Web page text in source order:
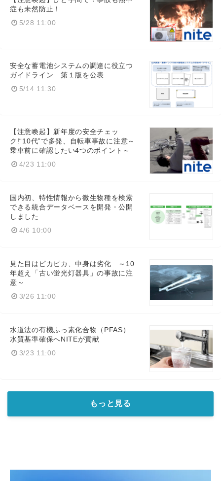
症も未然防止！
5/28 11:00
安全な蓄電池システムの調達に役立つ
ガイドライン 第１版を公表
5/14 11:30
【注意喚起】新年度の安全チェッ
ク!“10代”で多発、自転車事故に注意～
乗車前に確認したい4つのポイント～
4/23 11:00
国内初、特性情報から微生物種を検索
できる統合データベースを開発・公開
しました
4/6 10:00
見た目はピカピカ、中身は劣化 ～10
年超え「古い蛍光灯器具」の事故に注
意～
3/26 11:00
水道法の有機ふっ素化合物（PFAS）
水質基準確保へNITEが貢献
3/23 11:00
もっと見る